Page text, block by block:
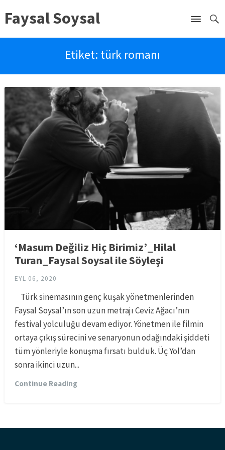
Faysal Soysal
Etiket: türk romanı
‘Masum Değiliz Hiç Birimiz’_Hilal
Turan_Faysal Soysal ile Söyleşi
EYL 06, 2020
Türk sinemasının genç kuşak yönetmenlerinden
Faysal Soysal’ın son uzun metrajı Ceviz Ağacı’nın
festival yolculuğu devam ediyor. Yönetmen ile filmin
ortaya çıkış sürecini ve senaryonun odağındaki şiddeti
tüm yönleriyle konuşma fırsatı bulduk. Üç Yol’dan
sonra ikinci uzun...
Continue Reading